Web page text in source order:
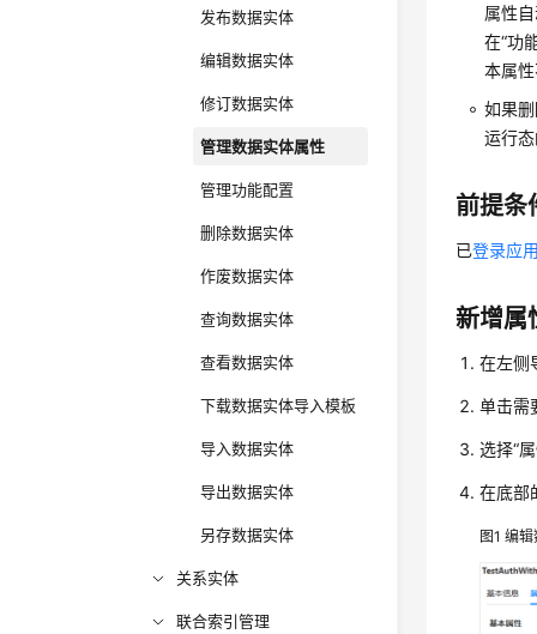
发布数据实体
编辑数据实体
修订数据实体
管理数据实体属性
管理功能配置
删除数据实体
作废数据实体
查询数据实体
查看数据实体
下载数据实体导入模板
导入数据实体
导出数据实体
另存数据实体
关系实体
联合索引管理
属性
在“功
本属
如果
运行
前提条
已登录应
新增属
在左侧
单击需
选择“
在底部
图1编辑